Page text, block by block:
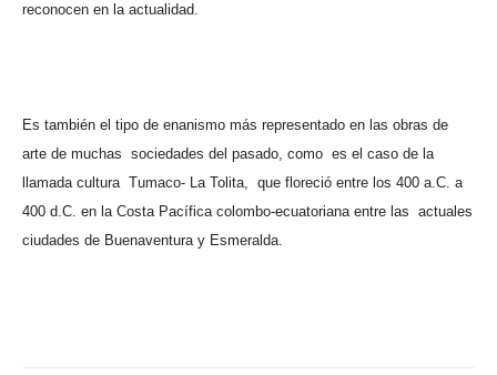
reconocen en la actualidad.
Es también el tipo de enanismo más representado en las obras de
arte de muchas sociedades del pasado, como es el caso de la
llamada cultura Tumaco- La Tolita, que floreció entre los 400 a.C. a
400 d.C. en la Costa Pacífica colombo-ecuatoriana entre las actuales
ciudades de Buenaventura y Esmeralda.